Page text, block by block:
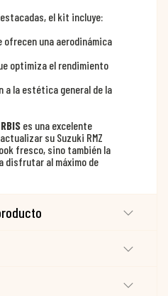
el kit incluye:
ofrecen una aerodinámica
optimiza el rendimiento
a la estética general de la
es una excelente
su Suzuki RMZ
fresco, sino también la
disfrutar al máximo de